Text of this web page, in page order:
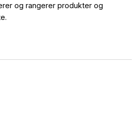
og rangerer produkter og